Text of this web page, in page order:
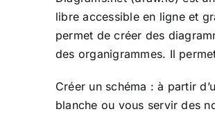
libre accessible en ligne et
permet de créer des
des organigrammes. Il
Créer un schéma : à partir
blanche ou vous servir des